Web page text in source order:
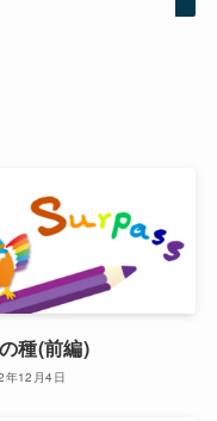
種(前編)
年12月4日